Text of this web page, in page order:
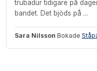
trubadur tidigare på
bandet. Det bjöds på ...
Sara Nilsson Bokade